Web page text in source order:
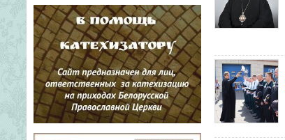
отдела Белорусского Экзархата,
благочинный 7-го Минского
городского округа, на...